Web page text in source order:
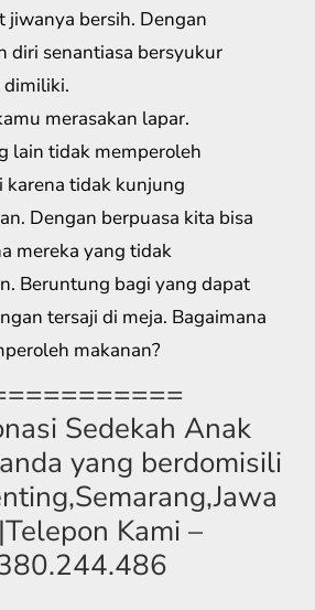
jiwanya bersih. Dengan
diri senantiasa bersyukur
dimiliki.
merasakan lapar.
lain tidak memperoleh
karena tidak kunjung
Dengan berpuasa kita bisa
mereka yang tidak
Beruntung bagi yang dapat
tersaji di meja. Bagaimana
makanan?
Sedekah Anak
yang berdomisili
Kami –